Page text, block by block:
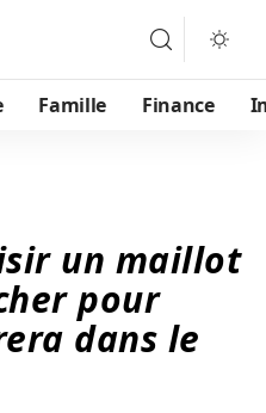
Famille Finance
un maillot
pour
dans le